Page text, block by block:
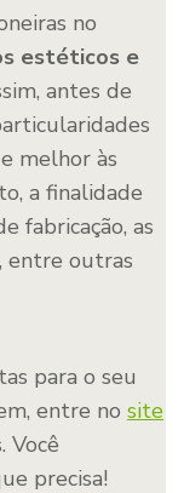
no
estéticos e
antes de
melhor às
a finalidade
fabricação, as
entre outras
para o seu
entre no site
Você
precisa!